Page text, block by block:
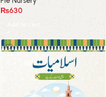
₨630
Add to cart